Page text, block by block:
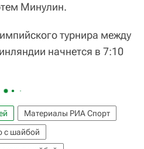
Минулин.
турнира между
начнется в 7:10
Материалы РИА Спорт
с шайбой